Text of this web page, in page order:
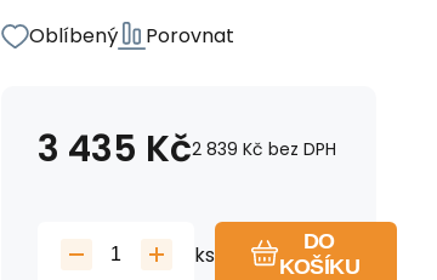
Oblíbený Porovnat
3 435 Kč2 839 Kč bez DPH
ks
DO
KOŠÍKU